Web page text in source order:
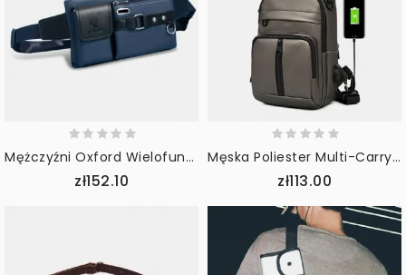
Mężczyźni Oxford Wielofunkcyjny Wodoodporny Otwór Na Słuchawki Projekt Torba Na Klatkę Piersiową Torba Na Pas Casual Moda 6.5-Calowa Torba Na Telefon Torby Crossbody
zł152.10
Męska Poliester Multi-Carry Średniej Pojemności Z Ładowarką Usb Torba Na Ramię Na Klatkę Piersiową
zł113.00